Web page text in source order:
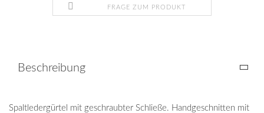
FRAGE ZUM PRODUKT
Beschreibung
Spaltledergürtel mit geschraubter Schließe. Handgeschnitten mit